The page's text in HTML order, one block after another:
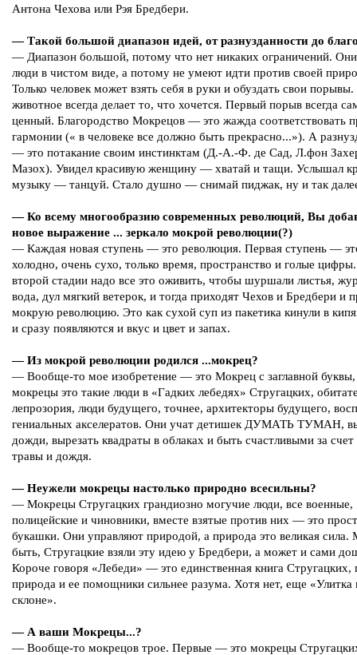
Антона Чехова или Рэя Бредбери.
— Такой большой диапазон идей, от разнузданности до
— Диапазон большой, потому что нет никаких ограничений.
люди в чистом виде, а потому не умеют идти против своей
Только человек может взять себя в руки и обуздать свои
животное всегда делает то, что хочется. Первый порыв всегда
ценный. Благородство Мокрецов — это жажда соответствовать
гармонии (« в человеке все должно быть прекрасно...»). А
— это потакание своим инстинктам (Д.-А.-Ф. де Сад, Л.фон
Мазох). Увидел красивую женщину — хватай и тащи. Услышал
музыку — танцуй. Стало душно — снимай пиджак, ну и так
— Ко всему многообразию современных революций, Вы
новое выражение ... зеркало мокрой революции(?)
— Каждая новая ступень — это революция. Первая ступень —
холодно, очень сухо, только время, пространство и голые
второй стадии надо все это оживить, чтобы шуршали листья,
вода, дул мягкий ветерок, и тогда приходят Чехов и Бредбери и
мокрую революцию. Это как сухой суп из пакетика кинули в
и сразу появляются и вкус и цвет и запах.
— Из мокрой революции родился ...мокрец?
— Вообще-то мое изобретение — это Мокрец с заглавной буквы,
мокрецы это такие люди в «Гадких лебедях» Стругацких,
лепрозория, люди будущего, точнее, архитекторы будущего,
гениальных акселератов. Они учат детишек ДУМАТЬ ТУМАН,
дожди, вырезать квадраты в облаках и быть счастливыми за счет
травы и дождя.
— Неужели мокрецы настолько природно всесильны?
— Мокрецы Стругацких грандиозно могучие люди, все военные,
полицейские и чиновники, вместе взятые против них — это
букашки. Они управляют природой, а природа это великая сила.
быть, Стругацкие взяли эту идею у Бредбери, а может и сами
Короче говоря «Лебеди» — это единственная книга Стругацких,
природа и ее помощники сильнее разума. Хотя нет, еще «Улитка
склоне».
— А ваши Мокрецы...?
— Вообще-то мокрецов трое. Первые — это мокрецы